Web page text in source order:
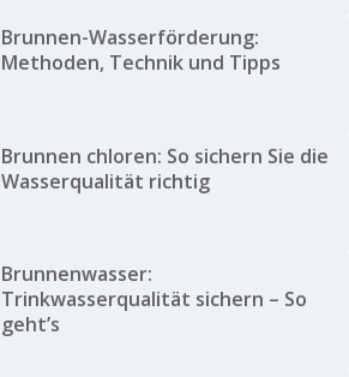
Brunnen-Wasserförderung:
Methoden, Technik und Tipps
Brunnen chloren: So sichern Sie die
Wasserqualität richtig
Brunnenwasser:
Trinkwasserqualität sichern – So
geht’s